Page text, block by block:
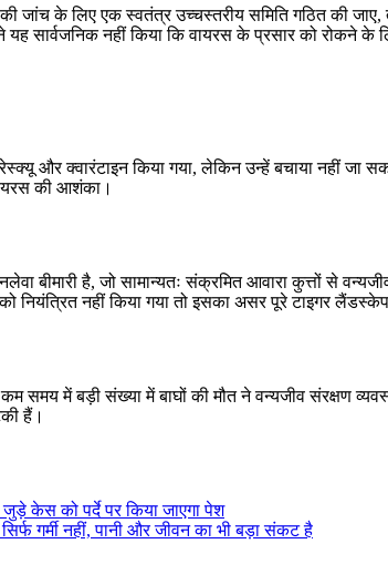
की जांच के लिए एक स्वतंत्र उच्चस्तरीय समिति गठित की
यह सार्वजनिक नहीं किया कि वायरस के प्रसार को रोकने
और क्वारंटाइन किया गया, लेकिन उन्हें बचाया नहीं जा
की आशंका।
बीमारी है, जो सामान्यतः संक्रमित आवारा कुत्तों से
नियंत्रित नहीं किया गया तो इसका असर पूरे टाइगर
समय में बड़ी संख्या में बाघों की मौत ने वन्यजीव संरक्षण
हैं।
केस को पर्दे पर किया जाएगा पेश
गर्मी नहीं, पानी और जीवन का भी बड़ा संकट है